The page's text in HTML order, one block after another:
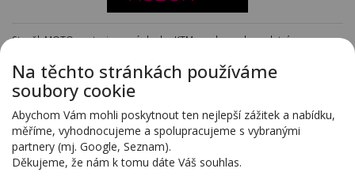
Staněk MOTO - autorizovaný dealer KTM - e-shop s kompletním
Předváděcí vozy - kompletní nabídka na specializovaných stránkách
www.predvadeci-vozy.cz
Vozy 4x4 a vozy SUV - kompletní nabídka na specializovaných stránkách
www.4x4-suv.cz
Firma HS Auto Staněk s.r.o. si vyhrazuje právo změny vyplývající z chyby
zadání.
Na těchto stránkách používáme
soubory cookie
Abychom Vám mohli poskytnout ten nejlepší zážitek a nabídku,
měříme, vyhodnocujeme a spolupracujeme s vybranými
partnery (mj. Google, Seznam).
Děkujeme, že nám k tomu dáte Váš souhlas.